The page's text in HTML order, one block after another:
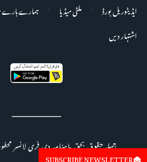
ایڈیٹوریل بورڈ ملٹی میڈیا ہمارے بارے
اشتہار دیں
جملہ حقوق بحق ماہنامہ دی فری لانسر محفوظ
SUBSCRIBE NEWSLETTER